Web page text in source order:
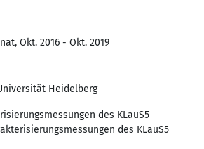
Okt. 2016 - Okt. 2019
Heidelberg
des KLauS5
des KLauS5